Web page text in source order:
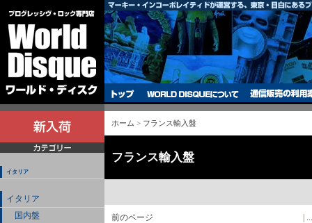
イタリア
イタリア
国内盤
ホーム > フランス輸入盤
フランス輸入盤
前のページ